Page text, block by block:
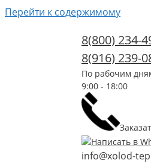
Перейти к содержимому
8(800) 234-
8(916) 239-
По рабочим
9:00 - 18:00
Написать в
info@xolod-